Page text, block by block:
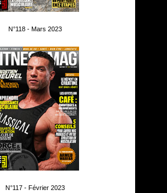
N°118 - Mars 2023
N°117 - Février 2023